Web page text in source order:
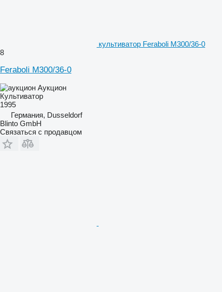
культиватор Feraboli M300/36-0
8
Feraboli M300/36-0
Аукцион
Культиватор
1995
Германия, Dusseldorf
Blinto GmbH
Связаться с продавцом